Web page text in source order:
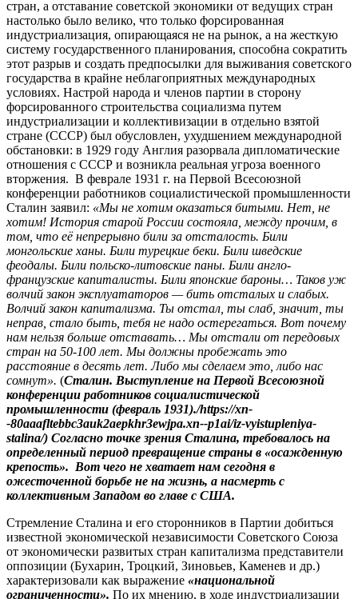
стран, а отставание советской экономики от ведущих стран
настолько было велико, что только форсированная
индустриализация, опирающаяся не на рынок, а на жесткую
систему государственного планирования, способна сократить
этот разрыв и создать предпосылки для выживания советского
государства в крайне неблагоприятных международных
условиях. Настрой народа и членов партии в сторону
форсированного строительства социализма путем
индустриализации и коллективизации в отдельно взятой
стране (СССР) был обусловлен, ухудшением международной
обстановки: в 1929 году Англия разорвала дипломатические
отношения с СССР и возникла реальная угроза военного
вторжения. В феврале 1931 г. на Первой Всесоюзной
конференции работников социалистической промышленности
Сталин заявил: «Мы не хотим оказаться битыми. Нет, не
хотим! История старой России состояла, между прочим, в
том, что её непрерывно били за отсталость. Били
монгольские ханы. Били турецкие беки. Били шведские
феодалы. Били польско-литовские паны. Били англо-
французские капиталисты. Били японские бароны… Таков уж
волчий закон эксплуататоров — бить отсталых и слабых.
Волчий закон капитализма. Ты отстал, ты слаб, значит, ты
неправ, стало быть, тебя не надо остерегаться. Вот почему
нам нельзя больше отставать… Мы отстали от передовых
стран на 50-100 лет. Мы должны пробежать это
расстояние в десять лет. Либо мы сделаем это, либо нас
сомнут». (Сталин. Выступление на Первой Всесоюзной
конференции работников социалистической
промышленности (февраль 1931)./https://xn-
-80aaafltebbc3auk2aepkhr3ewjpa.xn--p1ai/iz-vyistupleniya-
stalina/) Согласно точке зрения Сталина, требовалось на
определенный период превращение страны в «осажденную
крепость». Вот чего не хватает нам сегодня в
ожесточенной борьбе не на жизнь, а насмерть с
коллективным Западом во главе с США.
Стремление Сталина и его сторонников в Партии добиться
известной экономической независимости Советского Союза
от экономически развитых стран капитализма представители
оппозиции (Бухарин, Троцкий, Зиновьев, Каменев и др.)
характеризовали как выражение «национальной
ограниченности». По их мнению, в ходе индустриализации